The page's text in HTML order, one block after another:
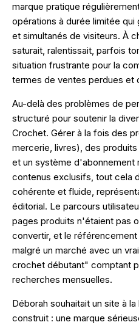
marque pratique
opérations à durée limitée
et simultanés de visiteurs. À
saturait, ralentissait, parfois
situation frustrante pour la
termes de ventes perdues et
Au-delà des problèmes de
structuré pour soutenir la
Crochet. Gérer à la fois des
mercerie, livres), des
et un système d'abonnement
contenus exclusifs, tout cela
cohérente et fluide,
éditorial. Le parcours
pages produits n'étaient pas
convertir, et le
malgré un marché avec un
crochet débutant" comptant
recherches mensuelles.
Déborah souhaitait un site à
construit : une marque